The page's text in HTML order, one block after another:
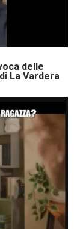
delle
La Vardera